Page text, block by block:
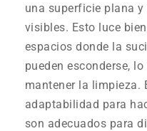
una superficie plana
visibles. Esto luce
espacios donde la
pueden esconderse,
mantener la limpieza.
adaptabilidad para
son adecuados para